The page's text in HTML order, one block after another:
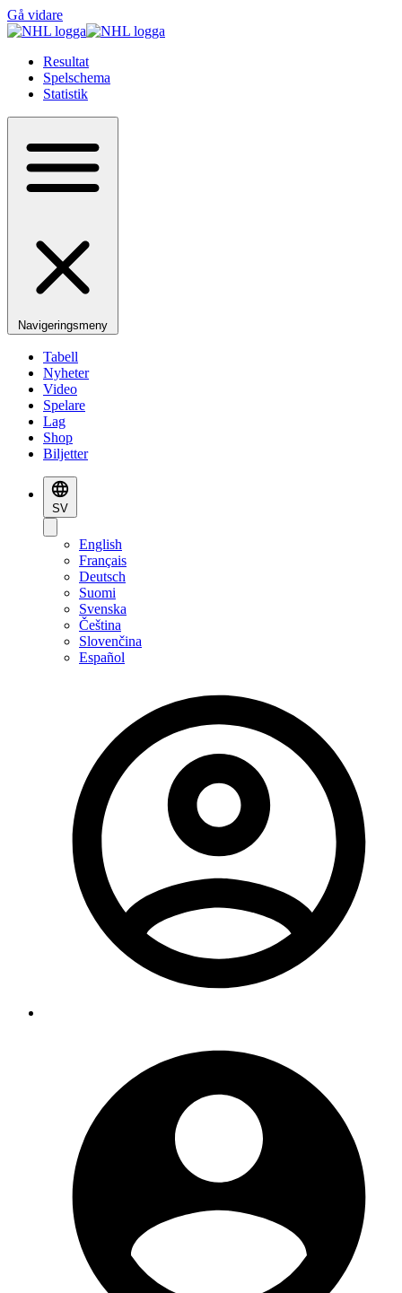
Gå vidare
Resultat
Spelschema
Statistik
Navigeringsmeny
Tabell
Nyheter
Video
Spelare
Lag
Shop
Biljetter
SV
English
Français
Deutsch
Suomi
Svenska
Čeština
Slovenčina
Español